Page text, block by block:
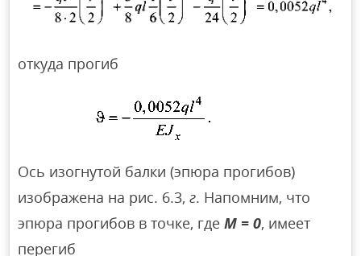
откуда прогиб
Ось изогнутой балки (эпюра прогибов)
изображена на рис. 6.3, г. Напомним, что
эпюра прогибов в точке, гдеМ = 0, имеет
перегиб